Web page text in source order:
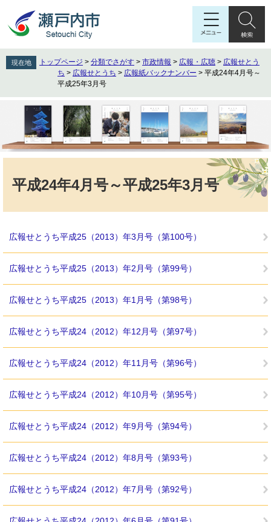
先
頭
す
を
飛
し
へ
現在地 トップページ > 分類でさがす > 市政情報 > 広報・広聴 > 広報せとう
ち > 広報せとうち > 広報紙バックナンバー > 平成24年4月号～
平成25年3月号
平成24年4月号～平成25年3月号
広報せとうち平成25（2013）年3月号（第100号）
広報せとうち平成25（2013）年2月号（第99号）
広報せとうち平成25（2013）年1月号（第98号）
広報せとうち平成24（2012）年12月号（第97号）
広報せとうち平成24（2012）年11月号（第96号）
広報せとうち平成24（2012）年10月号（第95号）
広報せとうち平成24（2012）年9月号（第94号）
広報せとうち平成24（2012）年8月号（第93号）
広報せとうち平成24（2012）年7月号（第92号）